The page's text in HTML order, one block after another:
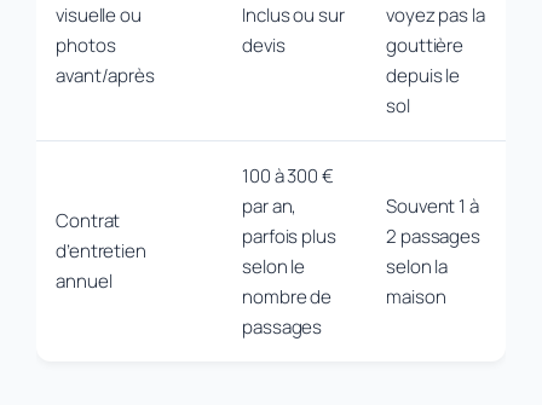
visuelle ou
photos
avant/après
Inclus ou sur
devis
voyez pas la
gouttière
depuis le
sol
Contrat
d’entretien
annuel
100 à 300 €
par an,
parfois plus
selon le
nombre de
passages
Souvent 1 à
2 passages
selon la
maison